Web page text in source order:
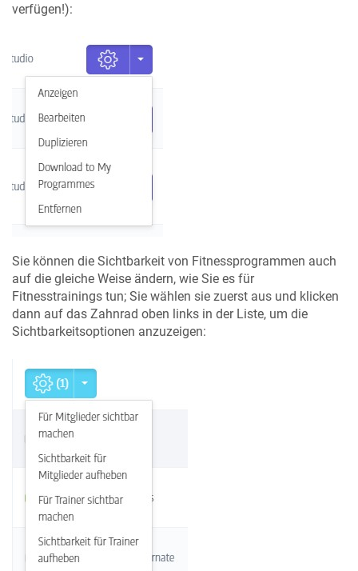
verfügen!):
Sie können die Sichtbarkeit von Fitnessprogrammen auch
auf die gleiche Weise ändern, wie Sie es für
Fitnesstrainings tun; Sie wählen sie zuerst aus und klicken
dann auf das Zahnrad oben links in der Liste, um die
Sichtbarkeitsoptionen anzuzeigen: